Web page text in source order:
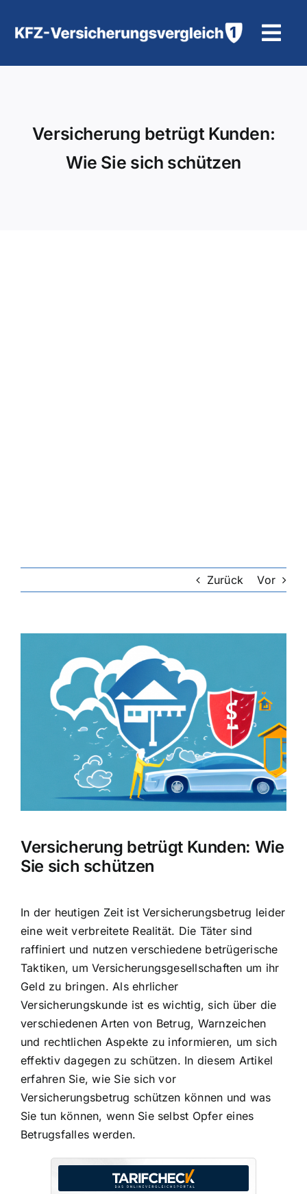
Inhalt
Hilfe und Kontakt
Versicherung betrügt Kunden:
Wie Sie sich schützen
Zurück Vor
grösseres
Versicherung betrügt Kunden: Wie
Sie sich schützen
In der heutigen Zeit ist Versicherungsbetrug leider
eine weit verbreitete Realität. Die Täter sind
raffiniert und nutzen verschiedene betrügerische
Taktiken, um Versicherungsgesellschaften um ihr
Geld zu bringen. Als ehrlicher
Versicherungskunde ist es wichtig, sich über die
verschiedenen Arten von Betrug, Warnzeichen
und rechtlichen Aspekte zu informieren, um sich
effektiv dagegen zu schützen. In diesem Artikel
erfahren Sie, wie Sie sich vor
Versicherungsbetrug schützen können und was
Sie tun können, wenn Sie selbst Opfer eines
Betrugsfalles werden.